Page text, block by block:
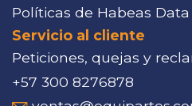
Políticas de Habeas Data
Servicio al cliente
Peticiones, quejas y
+57 300 8276878